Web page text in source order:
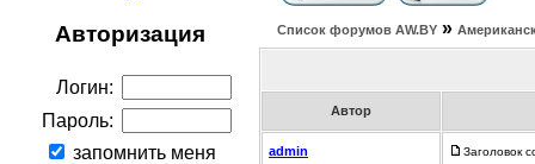
Авторизация
Логин:
Пароль:
запомнить меня
Список форумов АW.BY »
Автор
admin
Заголовок